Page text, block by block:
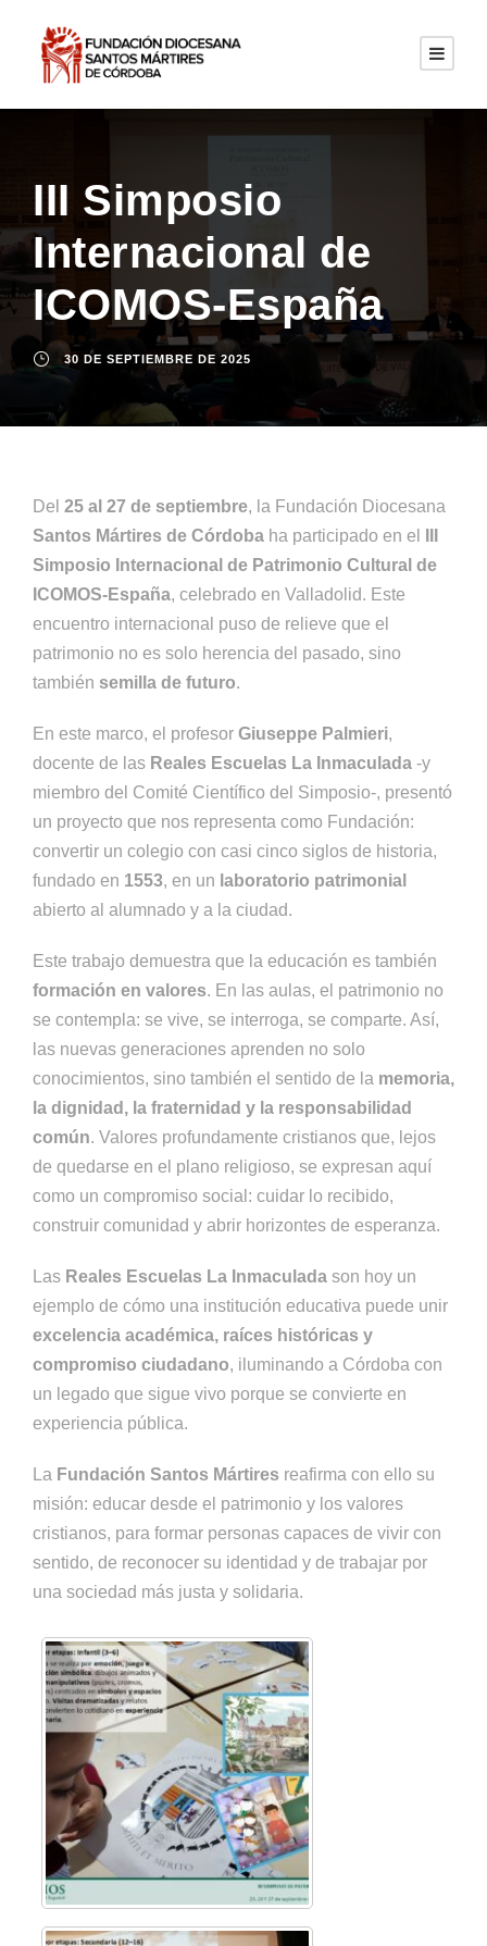
III Simposio
Internacional de
ICOMOS-España
30 DE SEPTIEMBRE DE 2025
Del 25 al 27 de septiembre, la Fundación Diocesana
Santos Mártires de Córdoba ha participado en el
Simposio Internacional de Patrimonio Cultural de
ICOMOS-España, celebrado en Valladolid. Este
encuentro internacional puso de relieve que el
patrimonio no es solo herencia del pasado, sino
también semilla de futuro.
En este marco, el profesor Giuseppe Palmieri,
docente de las Reales Escuelas La Inmaculada -y
miembro del Comité Científico del Simposio-, presentó
un proyecto que nos representa como Fundación:
convertir un colegio con casi cinco siglos de historia,
fundado en 1553, en un laboratorio patrimonial
abierto al alumnado y a la ciudad.
Este trabajo demuestra que la educación es también
formación en valores. En las aulas, el patrimonio no
se contempla: se vive, se interroga, se comparte. Así,
las nuevas generaciones aprenden no solo
conocimientos, sino también el sentido de la memoria,
la dignidad, la fraternidad y la responsabilidad
común. Valores profundamente cristianos que, lejos
de quedarse en el plano religioso, se expresan aquí
como un compromiso social: cuidar lo recibido,
construir comunidad y abrir horizontes de esperanza.
Las Reales Escuelas La Inmaculada son hoy un
ejemplo de cómo una institución educativa puede unir
excelencia académica, raíces históricas y
compromiso ciudadano, iluminando a Córdoba con
un legado que sigue vivo porque se convierte en
experiencia pública.
La Fundación Santos Mártires reafirma con ello su
misión: educar desde el patrimonio y los valores
cristianos, para formar personas capaces de vivir con
sentido, de reconocer su identidad y de trabajar por
una sociedad más justa y solidaria.